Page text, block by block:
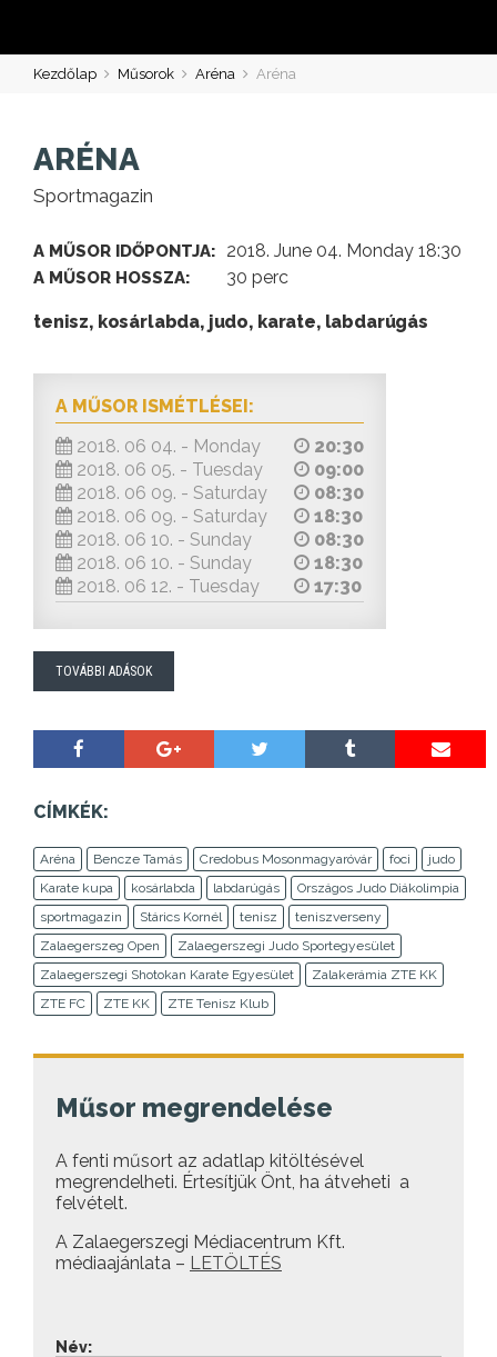
Kezdőlap Műsorok Aréna Aréna
ARÉNA
Sportmagazin
A MŰSOR IDŐPONTJA: 2018. June 04. Monday 18:30
A MŰSOR HOSSZA: 30 perc
tenisz, kosárlabda, judo, karate, labdarúgás
A MŰSOR ISMÉTLÉSEI:
2018. 06 04. - Monday
20:30
2018. 06 05. - Tuesday
09:00
2018. 06 09. - Saturday
08:30
2018. 06 09. - Saturday
18:30
2018. 06 10. - Sunday
08:30
2018. 06 10. - Sunday
18:30
2018. 06 12. - Tuesday
17:30
TOVÁBBI ADÁSOK
CÍMKÉK:
Aréna Bencze Tamás Credobus Mosonmagyaróvár foci
judo
Karate kupa
kosárlabda labdarúgás
Országos Judo Diákolimpia
sportmagazin
Stárics Kornél tenisz
teniszverseny
Zalaegerszeg Open
Zalaegerszegi Judo Sportegyesület
Zalaegerszegi Shotokan Karate Egyesület
Zalakerámia ZTE KK
ZTE FC
ZTE KK ZTE Tenisz Klub
Műsor megrendelése
A fenti műsort az adatlap kitöltésével
megrendelheti. Értesítjük Önt, ha átveheti a
felvételt.
A Zalaegerszegi Médiacentrum Kft.
médiaajánlata – LETÖLTÉS
Név: